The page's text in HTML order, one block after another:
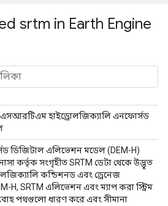
srtm in Earth Engine
এসআরটিএম হাইড্রোলজিক্যালি এনফোর্সড
ডিজিটাল এলিভেশন মডেল (DEM-H)
কর্তৃক সংগৃহীত SRTM ডেটা থেকে উদ্ভূত
কন্ডিশনড এবং ড্রেনেজ
H, SRTM এলিভেশন এবং ম্যাপ করা স্ট্রিম
পথগুলো ধারণ করে এবং সীমানা